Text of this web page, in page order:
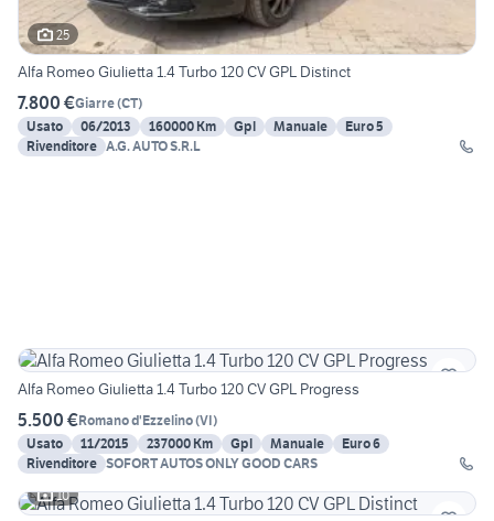
25
Alfa Romeo Giulietta 1.4 Turbo 120 CV GPL Distinct
7.800 €Giarre(CT)
Usato
06/2013 160000 Km Gpl Manuale
Euro 5
Rivenditore A.G. AUTO S.R.L
Alfa Romeo Giulietta 1.4 Turbo 120 CV GPL Progress
5.500 €Romano d'Ezzelino(VI)
Usato
11/2015 237000 Km Gpl Manuale
Euro 6
Rivenditore SOFORT AUTOS ONLY GOOD CARS
10